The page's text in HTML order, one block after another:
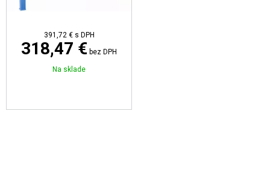
391,72 € s DPH
318,47 € bez DPH
Na sklade